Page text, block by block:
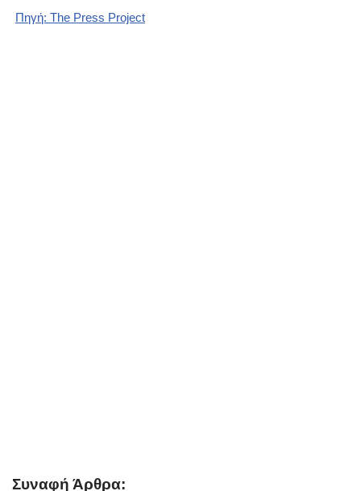
Πηγή: The Press Project
Συναφή Άρθρα: